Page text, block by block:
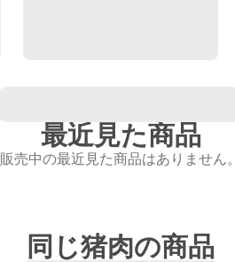
最近見た商品
販売中の最近見た商品はありません。
同じ猪肉の商品